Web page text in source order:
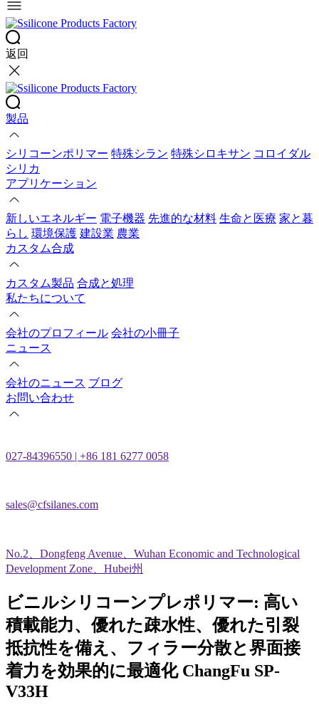
返回
製品
シリコーンポリマー 特殊シラン 特殊シロキサン コロイダル
シリカ
アプリケーション
新しいエネルギー 電子機器 先進的な材料 生命と医療 家と暮
らし 環境保護 建設業 農業
カスタム合成
カスタム製品 合成と処理
私たちについて
会社のプロフィール 会社の小冊子
ニュース
会社のニュース ブログ
お問い合わせ
027-84396550 | +86 181 6277 0058
sales@cfsilanes.com
No.2、Dongfeng Avenue、Wuhan Economic and Technological
Development Zone、Hubei州
ビニルシリコーンプレポリマー: 高い
積載能力、優れた疎水性、優れた引裂
抵抗性を備え、フィラー分散と界面接
着力を効果的に最適化 ChangFu SP-
V33H